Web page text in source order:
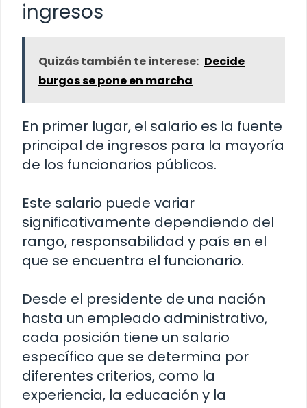
ingresos
Quizás también te interese: Decide
burgos se pone en marcha
En primer lugar, el salario es la fuente
principal de ingresos para la mayoría
de los funcionarios públicos.
Este salario puede variar
significativamente dependiendo del
rango, responsabilidad y país en el
que se encuentra el funcionario.
Desde el presidente de una nación
hasta un empleado administrativo,
cada posición tiene un salario
específico que se determina por
diferentes criterios, como la
experiencia, la educación y la